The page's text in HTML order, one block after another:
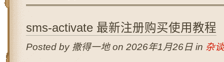
sms-activate 最新注册购买使用教程
Posted by 撒得一地 on 2026年1月26日 in 杂谈